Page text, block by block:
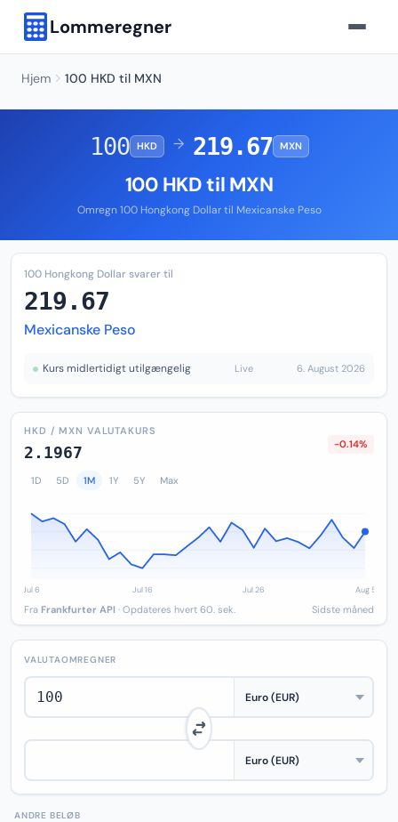
Lommeregner
Hjem 100 HKD til MXN
100 HKD → 219.67 MXN
100 HKD til MXN
Omregn 100 Hongkong Dollar til Mexicanske Peso
100 Hongkong Dollar svarer til
219.67
Mexicanske Peso
Kurs midlertidigt utilgængelig Live 6. August 2026
HKD / MXN VALUTAKURS
2.1967 -0.14%
1D 5D 1M 1Y 5Y Max
Fra Frankfurter API · Opdateres hvert 60. sek. Sidste måned
VALUTAOMREGNER
ANDRE BELØB